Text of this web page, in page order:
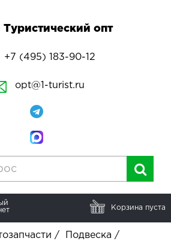
Туристический опт
+7 (495) 183-90-12
opt@1-turist.ru
Корзина пуста
/ Подвеска /